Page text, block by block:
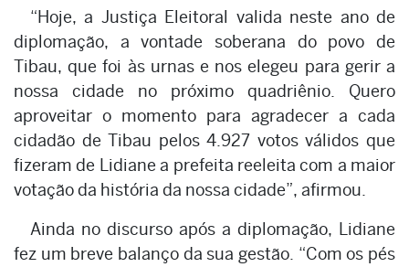
“Hoje, a Justiça Eleitoral valida neste ano de
diplomação, a vontade soberana do povo de
Tibau, que foi às urnas e nos elegeu para gerir a
nossa cidade no próximo quadriênio. Quero
aproveitar o momento para agradecer a cada
cidadão de Tibau pelos 4.927 votos válidos que
fizeram de Lidiane a prefeita reeleita com a maior
votação da história da nossa cidade”, afirmou.
Ainda no discurso após a diplomação, Lidiane
fez um breve balanço da sua gestão. “Com os pés